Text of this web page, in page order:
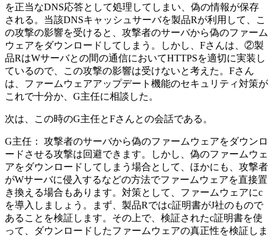
を正当なDNS応答として処理してしまい、偽の情報が保存
される。当該DNSキャッシュサーバを製品Rが利用して、こ
の攻撃の影響を受けると、攻撃者のサーバから偽のファーム
ウェアをダウンロードしてしまう。しかし、Fさんは、 ②製
品RはWサーバとの間の通信においてHTTPSを適切に実装し
ているので、この攻撃の影響は受けないと考えた。Fさん
は、ファームウェアアップデート機能のセキュリティ対策が
これで十分か、G主任に相談した。
次は、この時のG主任とFさんとの会話である。
G主任：
攻撃者のサーバから偽のファームウェアをダウンロ
ードさせる攻撃は回避できます。しかし、偽のファームウェ
アをダウンロードしてしまう場合として、ほかにも、攻撃者
がWサーバに侵入するなどの方法でファームウェアを直接置
き換える場合もあります。対策として、ファームウェアにc
を導入しましょう。まず、製品Rではc証明書がJ社のもので
あることを検証します。その上で、検証されたc証明書を使
って、ダウンロードしたファームウェアの真正性を検証しま